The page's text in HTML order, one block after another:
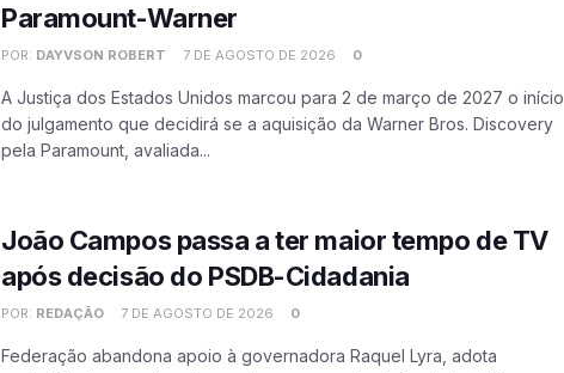
Paramount-Warner
POR: DAYVSON ROBERT 7 DE AGOSTO DE 2026 0
A Justiça dos Estados Unidos marcou para 2 de março de 2027 o início
do julgamento que decidirá se a aquisição da Warner Bros. Discovery
pela Paramount, avaliada...
João Campos passa a ter maior tempo de TV
após decisão do PSDB-Cidadania
POR: REDAÇÃO 7 DE AGOSTO DE 2026 0
Federação abandona apoio à governadora Raquel Lyra, adota